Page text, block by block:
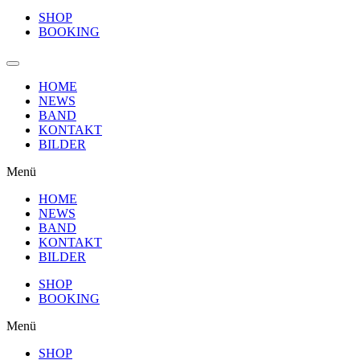
SHOP
BOOKING
HOME
NEWS
BAND
KONTAKT
BILDER
Menü
HOME
NEWS
BAND
KONTAKT
BILDER
SHOP
BOOKING
Menü
SHOP